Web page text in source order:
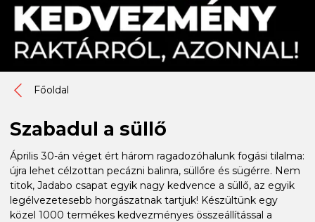
Főoldal
Szabadul a süllő
Április 30-án véget ért három ragadozóhalunk fogási tilalma:
újra lehet célzottan pecázni balinra, süllőre és sügérre. Nem
titok, Jadabo csapat egyik nagy kedvence a süllő, az egyik
legélvezetesebb horgászatnak tartjuk! Készültünk egy
közel 1000 termékes kedvezményes összeállítással a